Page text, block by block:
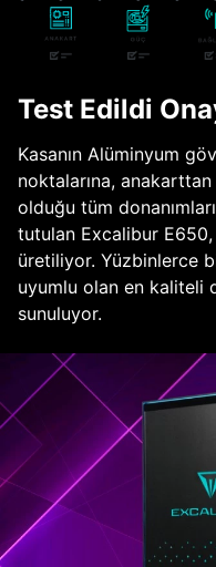
Test Edildi
Kasanın Alüminyum
noktalarına,
olduğu tüm
tutulan Excalibur E650,
üretiliyor. Yüzbinlerce
uyumlu olan en kaliteli
sunuluyor.